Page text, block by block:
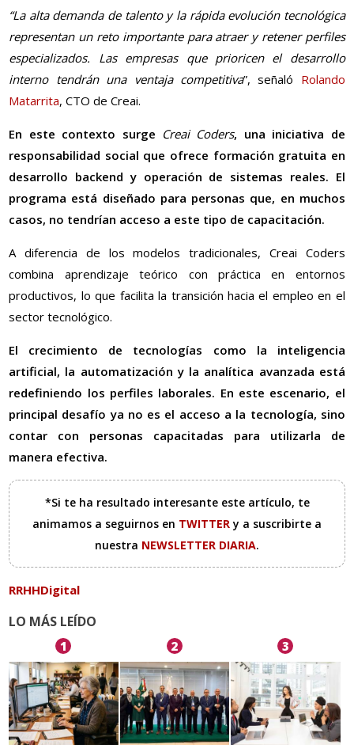
“La alta demanda de talento y la rápida evolución tecnológica
representan un reto importante para atraer y retener perfiles
especializados. Las empresas que prioricen el desarrollo
interno tendrán una ventaja competitiva”, señaló Rolando
Matarrita, CTO de Creai.
En este contexto surge Creai Coders, una iniciativa de
responsabilidad social que ofrece formación gratuita en
desarrollo backend y operación de sistemas reales. El
programa está diseñado para personas que, en muchos
casos, no tendrían acceso a este tipo de capacitación.
A diferencia de los modelos tradicionales, Creai Coders
combina aprendizaje teórico con práctica en entornos
productivos, lo que facilita la transición hacia el empleo en el
sector tecnológico.
El crecimiento de tecnologías como la inteligencia
artificial, la automatización y la analítica avanzada está
redefiniendo los perfiles laborales. En este escenario, el
principal desafío ya no es el acceso a la tecnología, sino
contar con personas capacitadas para utilizarla de
manera efectiva.
*Si te ha resultado interesante este artículo, te
animamos a seguirnos en TWITTERy a suscribirte a
nuestra NEWSLETTER DIARIA.
RRHHDigital
LO MÁS LEÍDO
1 2 3